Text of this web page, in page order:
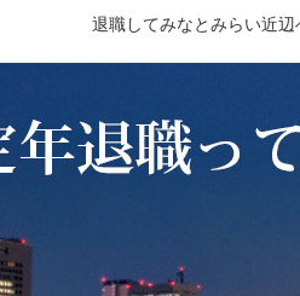
退職してみなとみらい近